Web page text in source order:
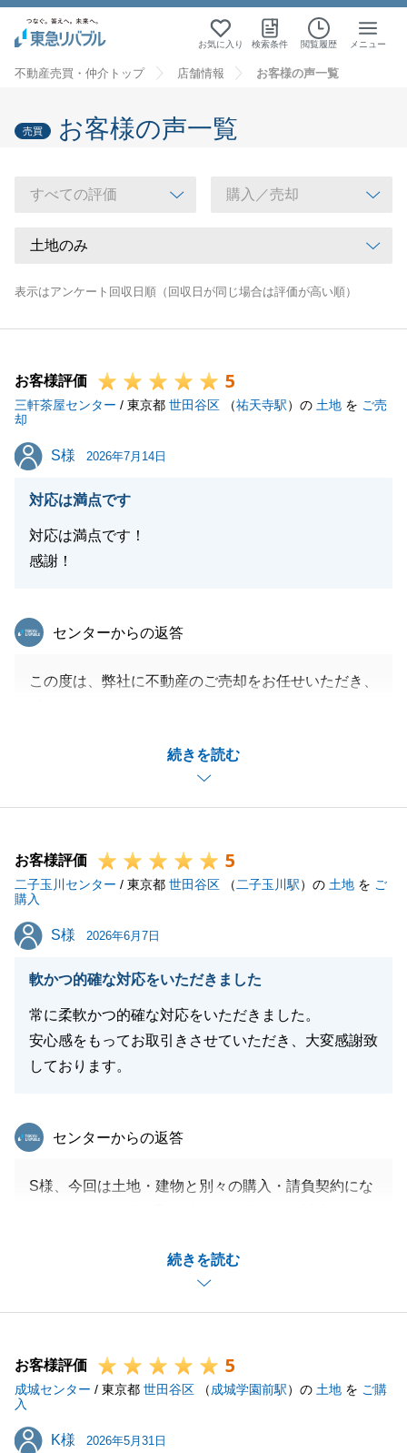
お気に入り 検索条件 閲覧履歴 メニュー
不動産売買・仲介トップ 店舗情報 お客様の声一覧
売買 お客様の声一覧
表示はアンケート回収日順（回収日が同じ場合は評価が高い順）
お客様評価 5
三軒茶屋センター / 東京都 世田谷区 （祐天寺駅）の 土地 を ご売
却
S様
S様 2026年7月14日
対応は満点です
対応は満点です！
感謝！
続きを読む
東急リバブル
センターからの返答
この度は、弊社に不動産のご売却をお任せいただき、
今後とも、不動産に関することでお困り事がございま
したら、いつでもお気軽にご連絡下さい。
げます。
お客様評価 5
二子玉川センター / 東京都 世田谷区 （ 二子玉川駅）の 土地 を ご
購入
S様
S様 2026年6月7日
軟かつ的確な対応をいただきました
常に柔軟かつ的確な対応をいただきました。
安心感をもってお取引きさせていただき、大変感謝致
しております。
続きを読む
東急リバブル
センターからの返答
S様、今回は土地・建物と別々の購入・請負契約にな
融資に関しまして色々ありましたが無事決済出来まし
お住まいの新築の完成を楽しみにしております。
閉じる
お客様評価 5
成城センター / 東京都 世田谷区 （成城学園前駅）の 土地 を ご購
入
K様
K様 2026年5月31日